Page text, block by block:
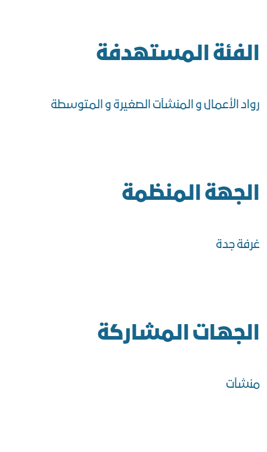
الفئة المستهدفة
رواد الأعمال و المنشآت الصغيرة و المتوسطة
الجهة المنظمة
غرفة جدة
الجهات المشاركة
منشآت